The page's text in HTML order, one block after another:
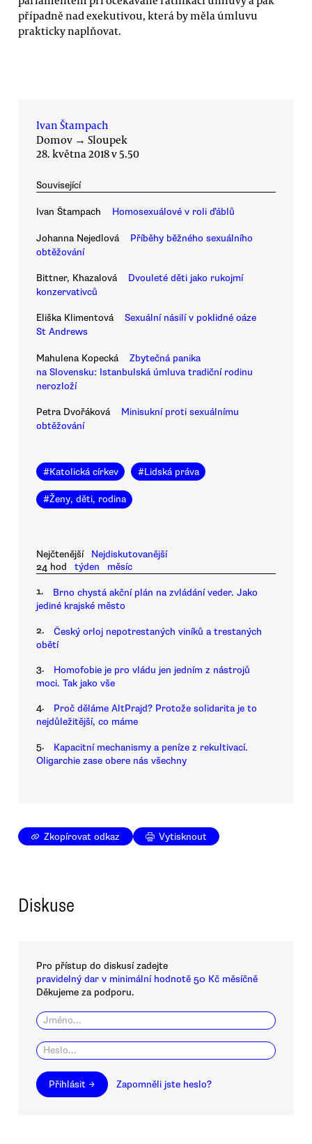
případně nad exekutivou, která by měla úmluvu
prakticky naplňovat.
Ivan Štampach
Domov → Sloupek
28. května 2018 v 5.50
Související
Ivan Štampach Homosexuálové v roli ďáblů
Johanna Nejedlová
Příběhy běžného sexuálního
obtěžování
Bittner, Khazalová
Dvouleté děti jako rukojmí
konzervativců
Eliška Klimentová
Sexuální násilí v poklidné oáze
St Andrews
Mahulena Kopecká
Zbytečná panika
na Slovensku: Istanbulská úmluva tradiční rodinu
nerozloží
Petra Dvořáková
Minisukní proti sexuálnímu
obtěžování
#Katolická církev #Lidská práva
#Ženy, děti, rodina
Nejčtenější
Nejdiskutovanější
24 hod
týden měsíc
1.
Brno chystá akční plán na zvládání veder. Jako
jediné krajské město
2.
Český orloj nepotrestaných viníků a trestaných
obětí
3.
Homofobie je pro vládu jen jedním z nástrojů
moci. Tak jako vše
4.
Proč děláme AltPrajd? Protože solidarita je to
nejdůležitější, co máme
5.
Kapacitní mechanismy a peníze z rekultivací.
Oligarchie zase obere nás všechny
Zkopírovat odkaz Vytisknout
Diskuse
Pro přístup do diskusí zadejte
pravidelný dar v minimální hodnotě 50 Kč měsíčně
Děkujeme za podporu.
Přihlásit → Zapomněli jste heslo?